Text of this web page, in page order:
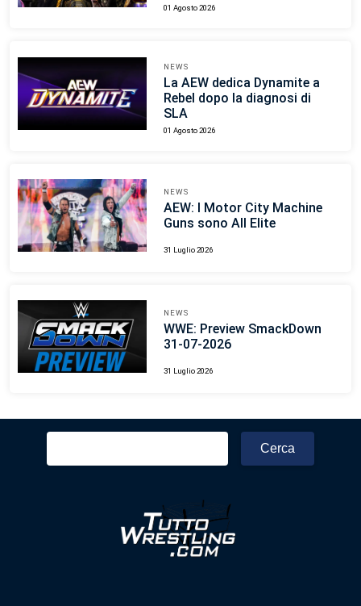
01 Agosto 2026
NEWS
La AEW dedica Dynamite a
Rebel dopo la diagnosi di
SLA
01 Agosto 2026
NEWS
AEW: I Motor City Machine
Guns sono All Elite
31 Luglio 2026
NEWS
WWE: Preview SmackDown
31-07-2026
31 Luglio 2026